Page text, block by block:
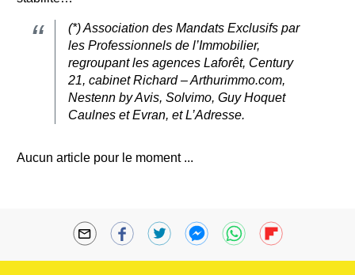
(*) Association des Mandats Exclusifs par
les Professionnels de l’Immobilier,
regroupant les agences Laforêt, Century
21, cabinet Richard – Arthurimmo.com,
Nestenn by Avis, Solvimo, Guy Hoquet
Caulnes et Evran, et L’Adresse.
Aucun article pour le moment ...